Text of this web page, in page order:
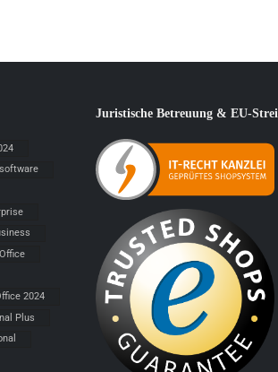
2024
Plus
Juristische Betreuung & EU-